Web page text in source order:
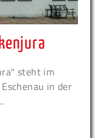
steht im
in der